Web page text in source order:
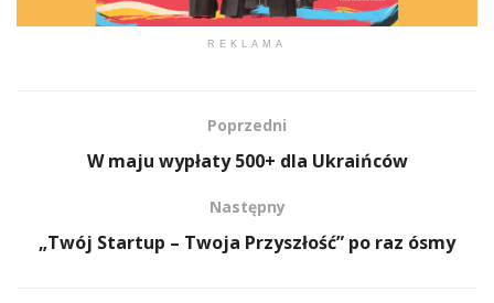
REKLAMA
Poprzedni
W maju wypłaty 500+ dla Ukraińców
Następny
„Twój Startup – Twoja Przyszłość” po raz ósmy